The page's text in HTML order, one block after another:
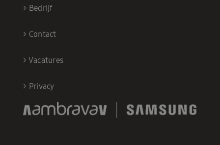
> Bedrijf
> Contact
> Vacatures
> Privacy